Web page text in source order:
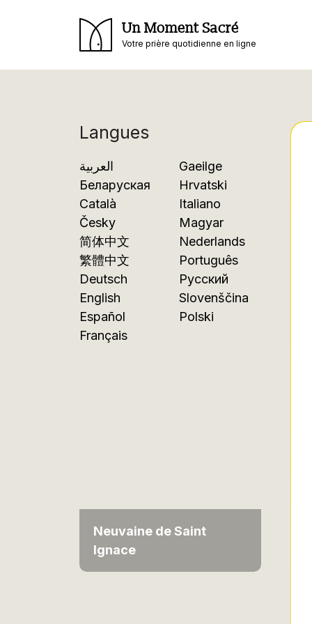
Un Moment Sacré
Votre prière quotidienne en ligne
Langues
العربية
Беларуская
Català
Česky
简体中文
繁體中文
Deutsch
English
Español
Français
Gaeilge
Hrvatski
Italiano
Magyar
Nederlands
Português
Русский
Slovenščina
Polski
Neuvaine de Saint
Ignace